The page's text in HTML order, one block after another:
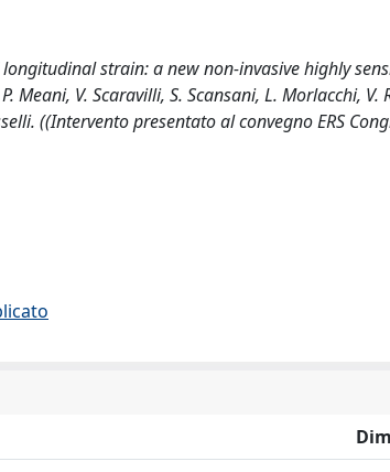
strain: a new non-invasive highly
V. Scaravilli, S. Scansani, L. Morlacchi, V.
((Intervento presentato al convegno ERS